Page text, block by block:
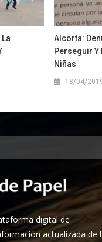
Alcorta:
Perseguir Y
Niñas
18/04/
digital de
actualizada de